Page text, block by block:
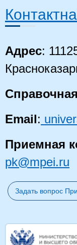
Адрес:
Email:
Приемная
pk@mpei.ru
Задать вопрос